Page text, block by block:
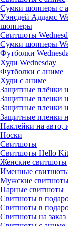
Сумки шопперы с
Уэнсдей Аддамс
шопперы
Свитшоты
Сумки шопперы
Футболки
Худи Wednesday
Футболки с аниме
Худи с аниме
Защитные плёнки
Защитные пленки
Защитные пленки
Защитные пленки
Наклейки на авто,
Носки
Свитшоты
Cвитшоты Hello
Женские свитшоты
Именные
Мужские
Парные свитшоты
Свитшоты в
Свитшоты в
Свитшоты на заказ